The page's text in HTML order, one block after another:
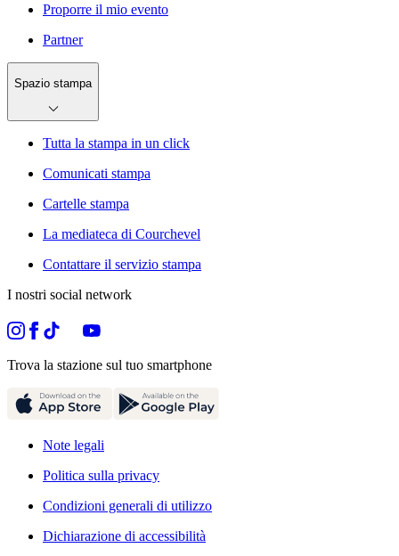
Proporre il mio evento
Partner
Spazio stampa
Tutta la stampa in un click
Comunicati stampa
Cartelle stampa
La mediateca di Courchevel
Contattare il servizio stampa
I nostri social network
Trova la stazione sul tuo smartphone
Note legali
Politica sulla privacy
Condizioni generali di utilizzo
Dichiarazione di accessibilità